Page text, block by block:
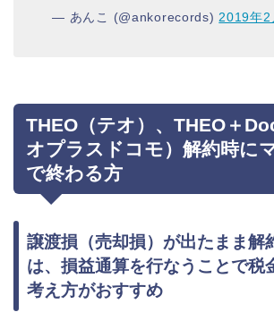
— あんこ (@ankorecords) 2019年2
THEO（テオ）、THEO＋
オプラスドコモ）解約時に
で終わる方
譲渡損（売却損）が出たまま解
は、損益通算を行なうことで税
考え方がおすすめ